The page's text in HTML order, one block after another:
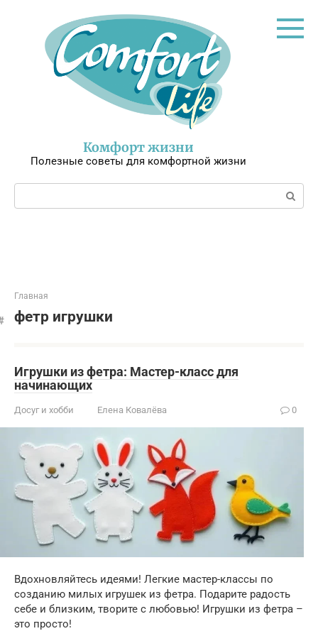
Комфорт жизни
Полезные советы для комфортной жизни
Поиск:
Главная
фетр игрушки
Игрушки из фетра: Мастер-класс для
начинающих
Досуг и хобби Елена Ковалёва 0
Вдохновляйтесь идеями! Легкие мастер-классы по
созданию милых игрушек из фетра. Подарите радость
себе и близким, творите с любовью! Игрушки из фетра –
это просто!